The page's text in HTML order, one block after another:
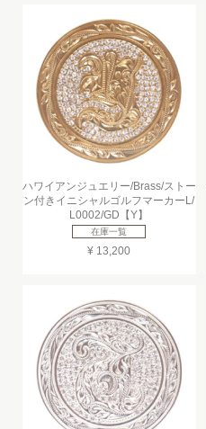
ハワイアンジュエリー/Brass/ストー
ン付きイニシャルゴルフマーカーL/
L0002/GD【Y】
在庫一覧
¥ 13,200